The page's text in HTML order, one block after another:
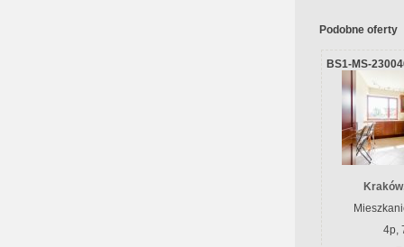
Podobne oferty
BS1-MS-
4p,